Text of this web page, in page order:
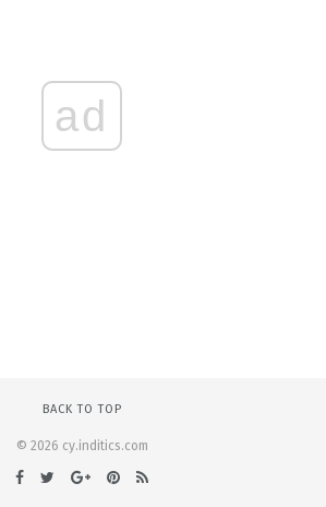
ad
BACK TO TOP
© 2026 cy.inditics.com